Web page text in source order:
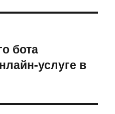
бота
услуге в